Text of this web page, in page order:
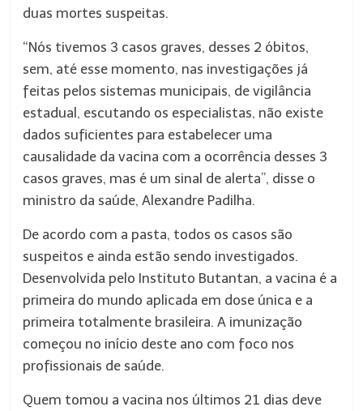
duas mortes suspeitas.
“Nós tivemos 3 casos graves, desses 2 óbitos,
sem, até esse momento, nas investigações já
feitas pelos sistemas municipais, de vigilância
estadual, escutando os especialistas, não existe
dados suficientes para estabelecer uma
causalidade da vacina com a ocorrência desses 3
casos graves, mas é um sinal de alerta”, disse o
ministro da saúde, Alexandre Padilha.
De acordo com a pasta, todos os casos são
suspeitos e ainda estão sendo investigados.
Desenvolvida pelo Instituto Butantan, a vacina é a
primeira do mundo aplicada em dose única e a
primeira totalmente brasileira. A imunização
começou no início deste ano com foco nos
profissionais de saúde.
Quem tomou a vacina nos últimos 21 dias deve